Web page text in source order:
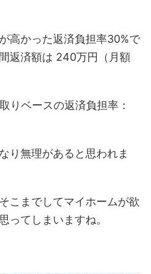
高かった返済負担率30%で
返済額は 240万円（月額
取りベースの返済負担率：
り無理があると思われま
こまでしてマイホームが欲
ってしまいますね。